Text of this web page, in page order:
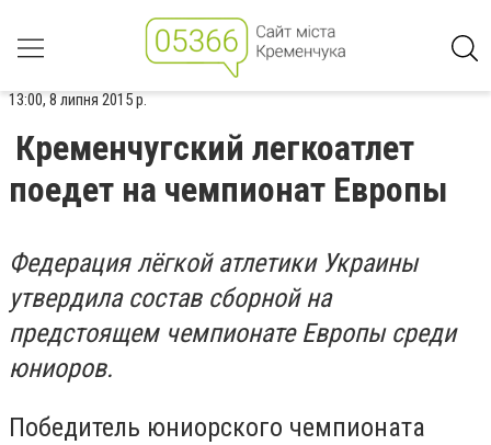
13:00, 8 липня 2015 р.
Кременчугский легкоатлет
поедет на чемпионат Европы
Федерация лёгкой атлетики Украины
утвердила состав сборной на
предстоящем чемпионате Европы среди
юниоров.
Победитель юниорского чемпионата